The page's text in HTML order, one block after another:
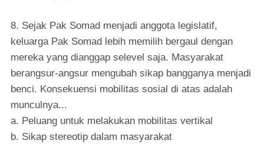
8. Sejak Pak Somad menjadi anggota legislatif,
keluarga Pak Somad lebih memilih bergaul dengan
mereka yang dianggap selevel saja. Masyarakat
berangsur-angsur mengubah sikap bangganya menjadi
benci. Konsekuensi mobilitas sosial di atas adalah
munculnya...
a. Peluang untuk melakukan mobilitas vertikal
b. Sikap stereotip dalam masyarakat